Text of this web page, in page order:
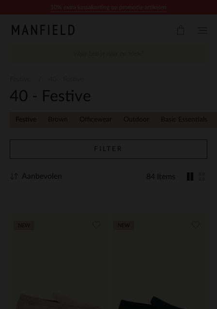
40 - Festive
Festive Brown Officewear Outdoor Basic Essentials
FILTER
84 Items
Aanbevolen